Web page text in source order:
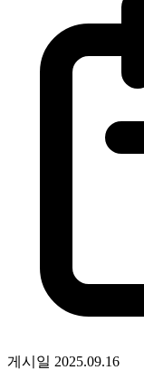
게시일 2025.09.16